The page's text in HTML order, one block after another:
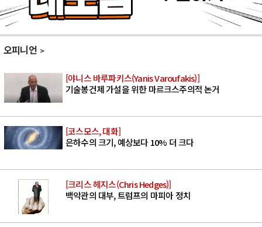
오피니언
[야니스 바루파키스(Yanis Varoufakis)]
기술봉건제 가설을 위한 마르크스주의적 논거
[코스모스, 대화]
은하수의 크기, 예상보다 10% 더 크다
[크리스 헤지스(Chris Hedges)]
백악관의 대부, 트럼프의 마피아 정치